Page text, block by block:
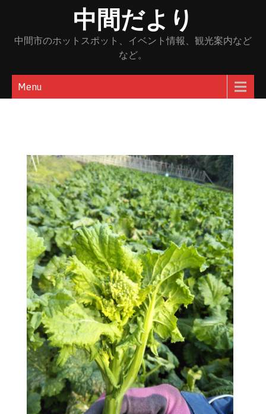
content
中間だより
中間市のホットスポット、イベント情報、観光案内など
など。
Menu